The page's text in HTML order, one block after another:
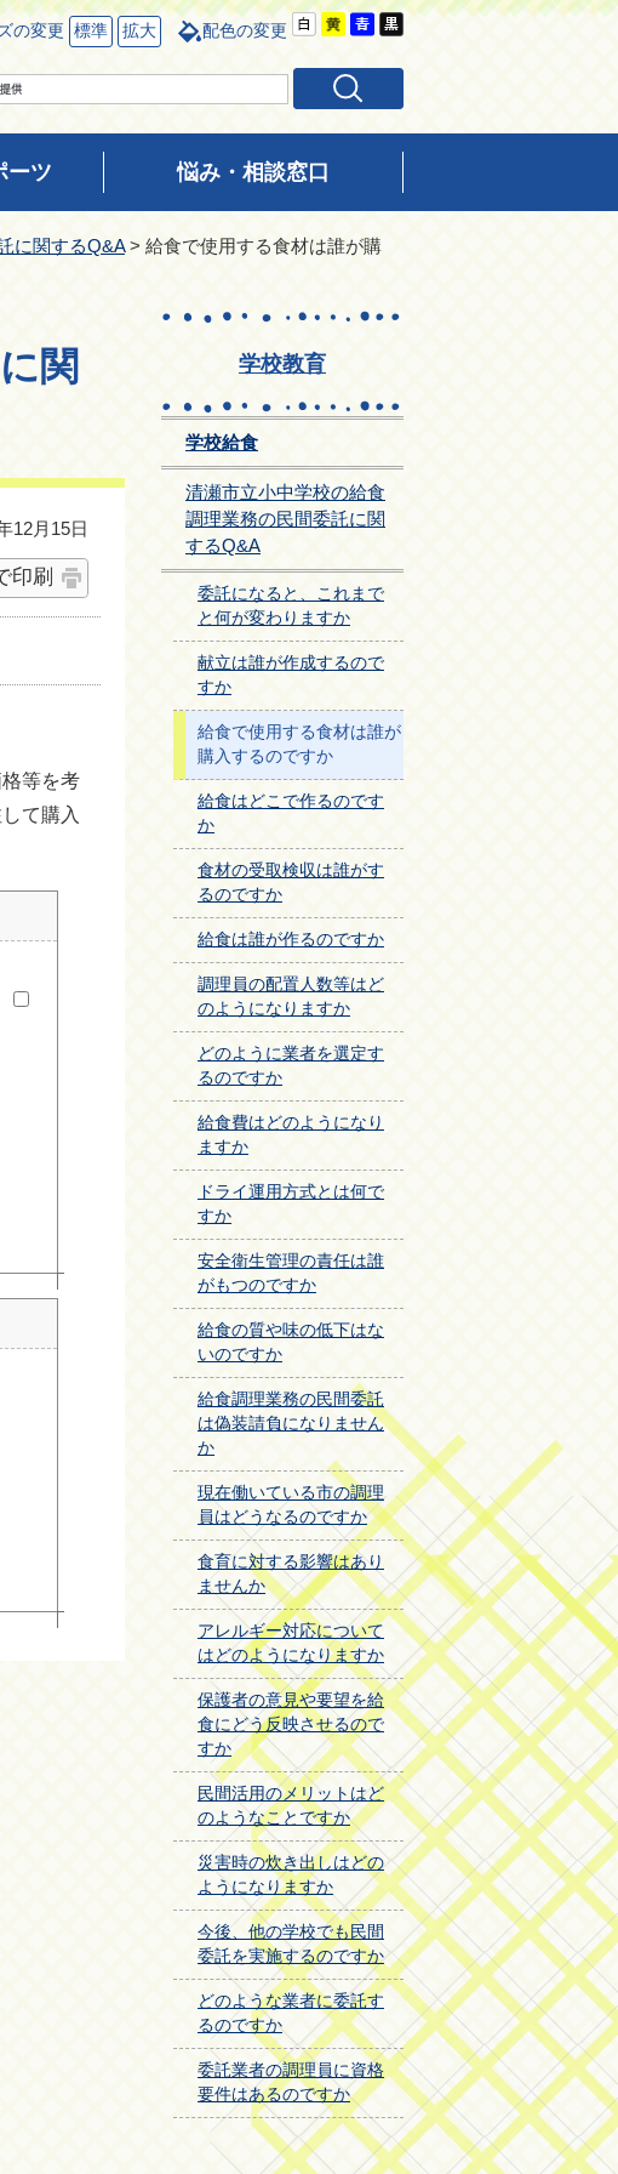
の変更 標準 拡大 配色の変更
ーツ 悩み・相談窓口
に関するQ&A> 給食で使用する食材は誰が購
関
12月15日
印刷
等を考
て購入
学校教育
学校給食
清瀬市立小中学校の給食
調理業務の民間委託に関
するQ&A
委託になると、これまで
と何が変わりますか
献立は誰が作成するので
すか
給食で使用する食材は誰が
購入するのですか
給食はどこで作るのです
か
食材の受取検収は誰がす
るのですか
給食は誰が作るのですか
調理員の配置人数等はど
のようになりますか
どのように業者を選定す
るのですか
給食費はどのようになり
ますか
ドライ運用方式とは何で
すか
安全衛生管理の責任は誰
がもつのですか
給食の質や味の低下はな
いのですか
給食調理業務の民間委託
は偽装請負になりません
か
現在働いている市の調理
員はどうなるのですか
食育に対する影響はあり
ませんか
アレルギー対応について
はどのようになりますか
保護者の意見や要望を給
食にどう反映させるので
すか
民間活用のメリットはど
のようなことですか
災害時の炊き出しはどの
ようになりますか
今後、他の学校でも民間
委託を実施するのですか
どのような業者に委託す
るのですか
委託業者の調理員に資格
要件はあるのですか